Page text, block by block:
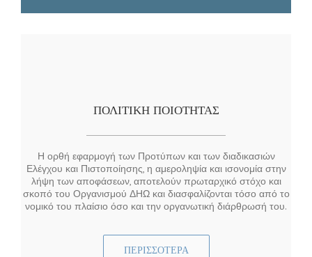
ΠΟΛΙΤΙΚΗ ΠΟΙΟΤΗΤΑΣ
Η ορθή εφαρμογή των Προτύπων και των διαδικασιών
Ελέγχου και Πιστοποίησης, η αμεροληψία και ισονομία στην
λήψη των αποφάσεων, αποτελούν πρωταρχικό στόχο και
σκοπό του Οργανισμού ΔΗΩ και διασφαλίζονται τόσο από το
νομικό του πλαίσιο όσο και την οργανωτική διάρθρωσή του.
ΠΕΡΙΣΣΌΤΕΡΑ